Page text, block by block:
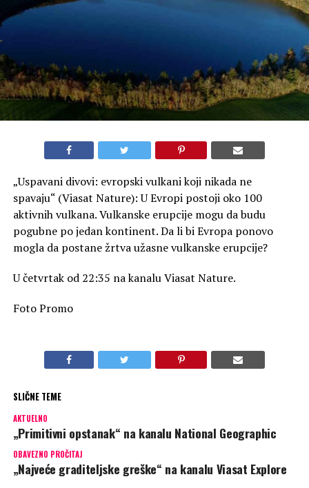
„Uspavani divovi: evropski vulkani koji nikada ne
spavaju“ (Viasat Nature): U Evropi postoji oko 100
aktivnih vulkana. Vulkanske erupcije mogu da budu
pogubne po jedan kontinent. Da li bi Evropa ponovo
mogla da postane žrtva užasne vulkanske erupcije?
U četvrtak od 22:35 na kanalu Viasat Nature.
Foto Promo
SLIČNE TEME
AKTUELNO
„Primitivni opstanak“ na kanalu National Geographic
OBAVEZNO PROČITAJ
„Najveće graditeljske greške“ na kanalu Viasat Explore